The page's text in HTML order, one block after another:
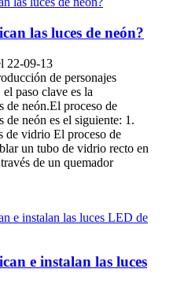
las luces de neón?
22-09-13
de personajes
paso clave es la
de neón.El proceso de
de neón es el siguiente: 1.
de vidrio El proceso de
un tubo de vidrio recto en
de un quemador
e instalan las luces